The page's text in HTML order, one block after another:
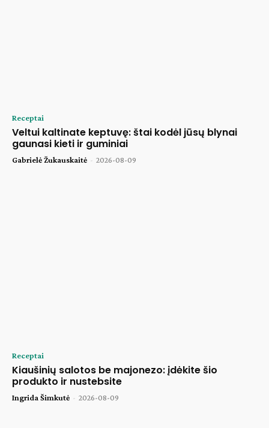
Receptai
Veltui kaltinate keptuvę: štai kodėl jūsų blynai
gaunasi kieti ir guminiai
Gabrielė Žukauskaitė - 2026-08-09
Receptai
Kiaušinių salotos be majonezo: įdėkite šio
produkto ir nustebsite
Ingrida Šimkutė - 2026-08-09